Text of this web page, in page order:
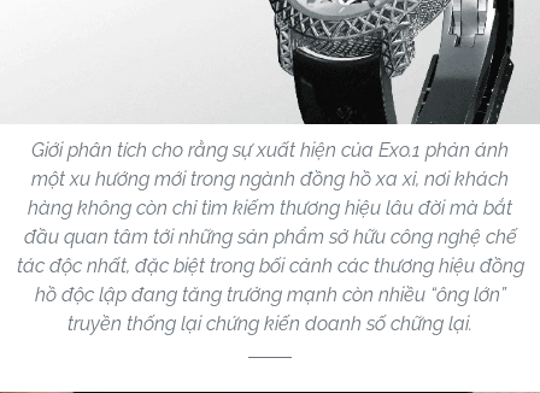
Giới phân tích cho rằng sự xuất hiện của Exo.1 phản ánh
một xu hướng mới trong ngành đồng hồ xa xỉ, nơi khách
hàng không còn chỉ tìm kiếm thương hiệu lâu đời mà bắt
đầu quan tâm tới những sản phẩm sở hữu công nghệ chế
tác độc nhất, đặc biệt trong bối cảnh các thương hiệu đồng
hồ độc lập đang tăng trưởng mạnh còn nhiều “ông lớn”
truyền thống lại chứng kiến doanh số chững lại.